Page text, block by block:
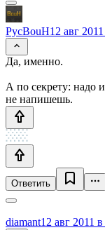
PycBouH12 авг
Да, именно.
А по секрету: надо
не напишешь.
Ответить
diamant12 авг 2011 в